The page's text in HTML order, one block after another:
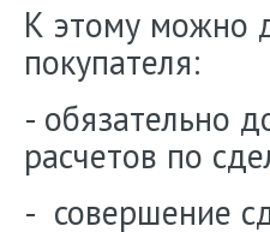
К этому можно
покупателя:
- обязательно
расчетов по
- совершение